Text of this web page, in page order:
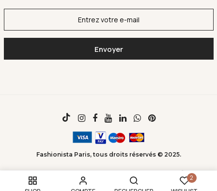
2
Fashionista Paris, tous droits réservés © 2025.